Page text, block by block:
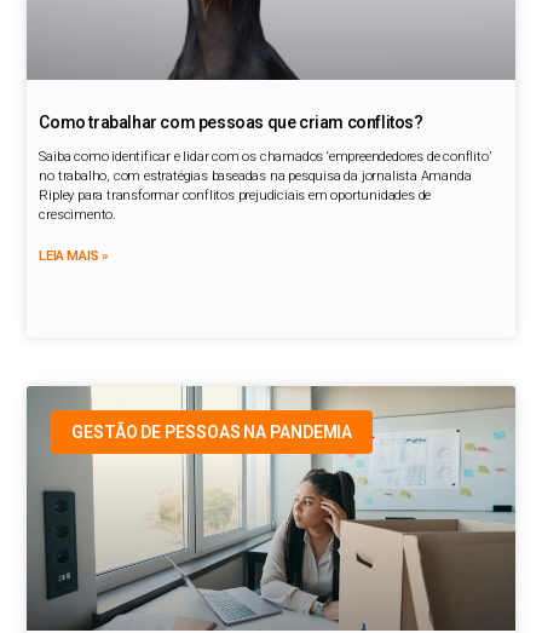
Como trabalhar com pessoas que criam conflitos?
Saiba como identificar e lidar com os chamados ‘empreendedores de conflito’
no trabalho, com estratégias baseadas na pesquisa da jornalista Amanda
Ripley para transformar conflitos prejudiciais em oportunidades de
crescimento.
LEIA MAIS »
GESTÃO DE PESSOAS NA PANDEMIA